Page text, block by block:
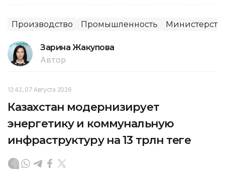
Производство Промышленность
Зарина Жакупова
Автор
12:42, 07 Августа 2026
Казахстан модернизирует
энергетику и коммунальную
инфраструктуру на 13 трлн теңге